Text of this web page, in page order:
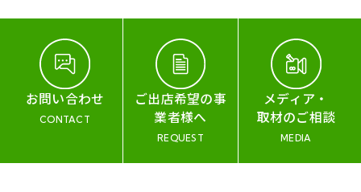
お問い合わせ
CONTACT
ご出店希望の事
業者様へ
REQUEST
メディア・
取材のご相談
MEDIA